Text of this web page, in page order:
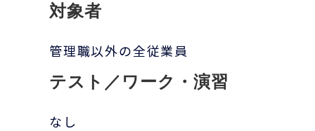
対象者
管理職以外の全従業員
テスト／ワーク・演習
なし